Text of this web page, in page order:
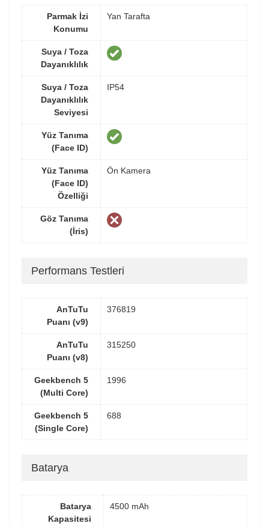
Parmak İzi
Konumu
Yan Tarafta
Suya / Toza
Dayanıklılık
Suya / Toza
Dayanıklılık
Seviyesi
IP54
Yüz Tanıma
(Face ID)
Yüz Tanıma
(Face ID)
Özelliği
Ön Kamera
Göz Tanıma
(İris)
Performans Testleri
AnTuTu
Puanı (v9)
376819
AnTuTu
Puanı (v8)
315250
Geekbench 5
(Multi Core)
1996
Geekbench 5
(Single Core)
688
Batarya
Batarya
Kapasitesi
4500 mAh